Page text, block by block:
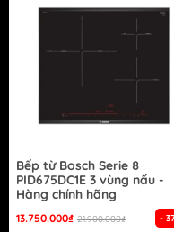
Bếp từ Bosch Serie 8
PID675DC1E 3 vùng nấu -
Hàng chính hãng
13.750.000₫ 21.900.000₫ -